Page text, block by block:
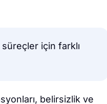
için farklı
belirsizlik ve